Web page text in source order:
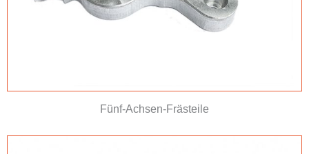
Fünf-Achsen-Frästeile